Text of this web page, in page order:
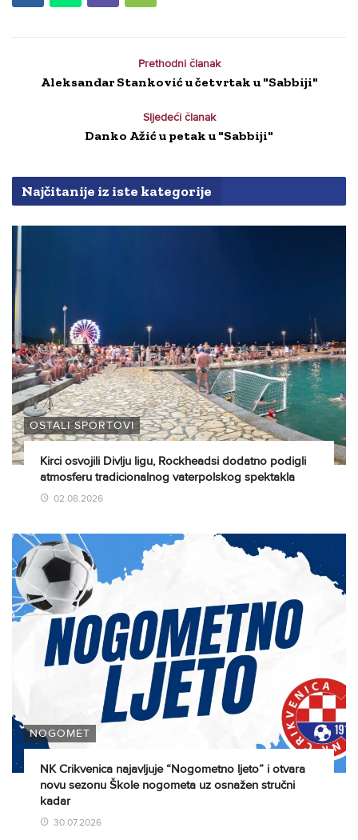
Prethodni članak
Aleksandar Stanković u četvrtak u "Sabbiji"
Sljedeći članak
Danko Ažić u petak u "Sabbiji"
Najčitanije iz iste kategorije
OSTALI SPORTOVI
Kirci osvojili Divlju ligu, Rockheadsi dodatno podigli
atmosferu tradicionalnog vaterpolskog spektakla
02.08.2026
NOGOMET
NK Crikvenica najavljuje “Nogometno ljeto” i otvara
novu sezonu Škole nogometa uz osnažen stručni
kadar
30.07.2026